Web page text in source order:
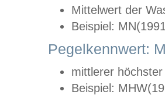
Mittelwert der
Beispiel:
Pegelkennwert:
mittlerer
Beispiel: